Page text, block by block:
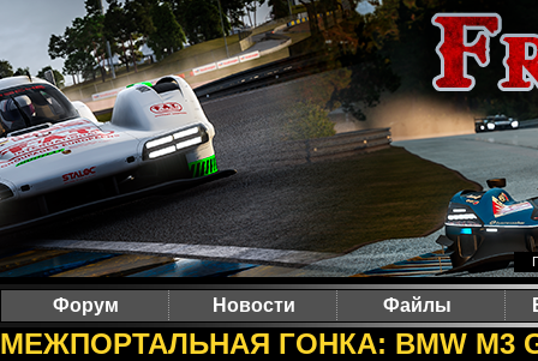
Форум Новости Файлы
МЕЖПОРТАЛЬНАЯ ГОНКА: BMW M3